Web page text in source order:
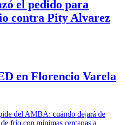
el pedido para
contra Pity Alvarez
en Florencio Varela